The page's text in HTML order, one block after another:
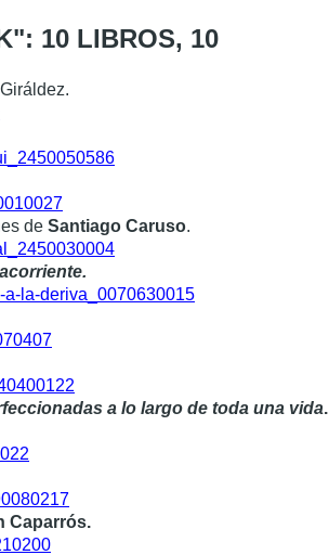
10 LIBROS, 10
de Santiago Caruso.
a-la-deriva_0070630015
a lo largo de toda una vida.
Caparrós.